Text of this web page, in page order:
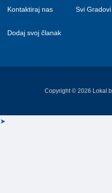
Kontaktiraj nas
Dodaj svoj članak
Svi Gradovi
Copyright © 2026
➤